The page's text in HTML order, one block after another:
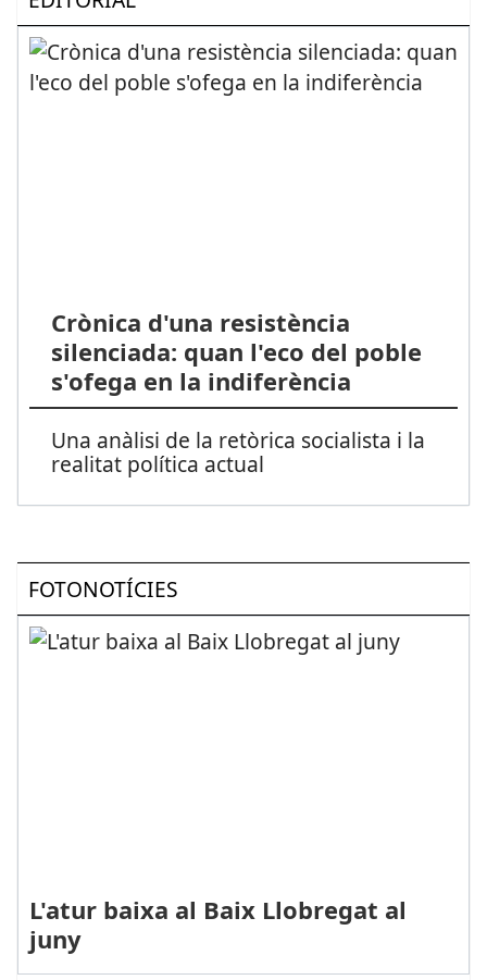
Crònica d'una resistència
silenciada: quan l'eco del poble
s'ofega en la indiferència
Una anàlisi de la retòrica socialista i la
realitat política actual
FOTONOTÍCIES
L'atur baixa al Baix Llobregat al
juny